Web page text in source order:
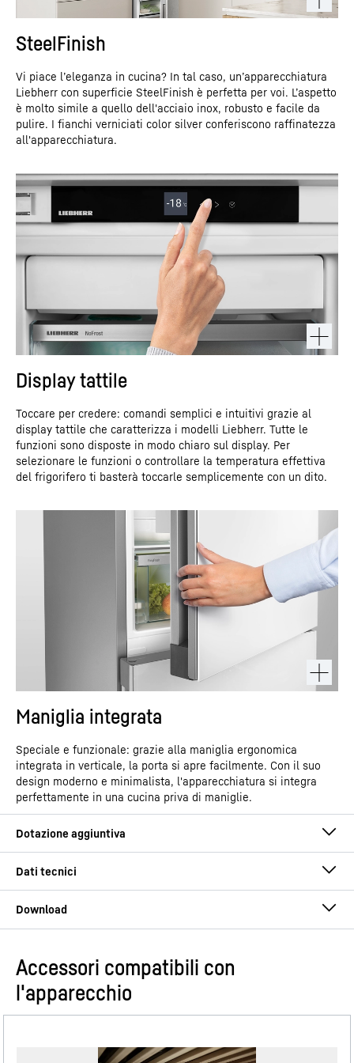
SteelFinish
Vi piace l’eleganza in cucina? In tal caso, un’apparecchiatura
Liebherr con superficie SteelFinish è perfetta per voi. L’aspetto
è molto simile a quello dell'acciaio inox, robusto e facile da
pulire. I fianchi verniciati color silver conferiscono raffinatezza
all'apparecchiatura.
Display tattile
Toccare per credere: comandi semplici e intuitivi grazie al
display tattile che caratterizza i modelli Liebherr. Tutte le
funzioni sono disposte in modo chiaro sul display. Per
selezionare le funzioni o controllare la temperatura effettiva
del frigorifero ti basterà toccarle semplicemente con un dito.
Maniglia integrata
Speciale e funzionale: grazie alla maniglia ergonomica
integrata in verticale, la porta si apre facilmente. Con il suo
design moderno e minimalista, l'apparecchiatura si integra
perfettamente in una cucina priva di maniglie.
Gruppo di prodotti
Istruzioni per l’uso
Accessori compatibili con
l'apparecchio